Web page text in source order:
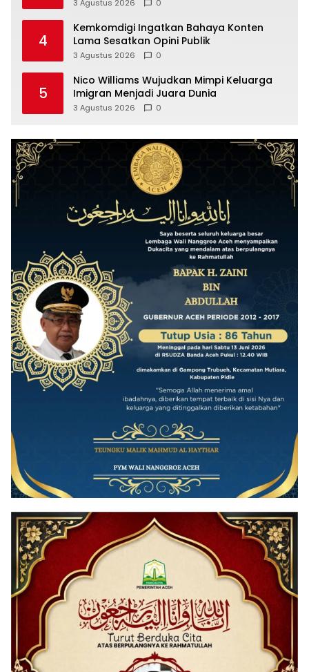
3 Agustus 2026 0
4
Kemkomdigi Ingatkan Bahaya Konten
Lama Sesatkan Opini Publik
3 Agustus 2026 0
5
Nico Williams Wujudkan Mimpi Keluarga
Imigran Menjadi Juara Dunia
3 Agustus 2026 0